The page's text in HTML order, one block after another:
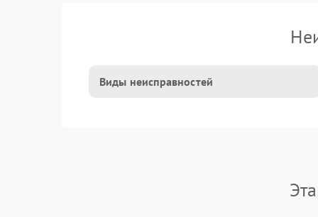
Виды неисправностей